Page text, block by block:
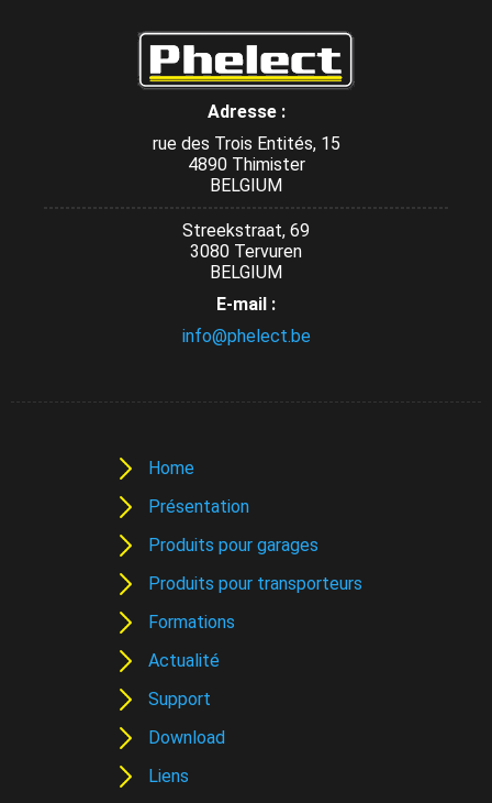
Adresse :
rue des Trois Entités, 15
4890 Thimister
BELGIUM
Streekstraat, 69
3080 Tervuren
BELGIUM
E-mail :
info@phelect.be
Home
Présentation
Produits pour garages
Produits pour transporteurs
Formations
Actualité
Support
Download
Liens